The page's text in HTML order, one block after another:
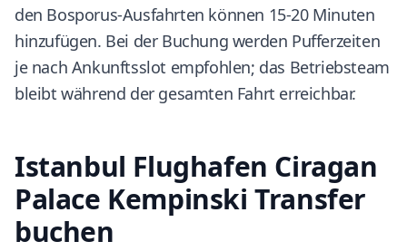
den Bosporus-Ausfahrten können 15-20 Minuten
hinzufügen. Bei der Buchung werden Pufferzeiten
je nach Ankunftsslot empfohlen; das Betriebsteam
bleibt während der gesamten Fahrt erreichbar.
Istanbul Flughafen Ciragan
Palace Kempinski Transfer
buchen